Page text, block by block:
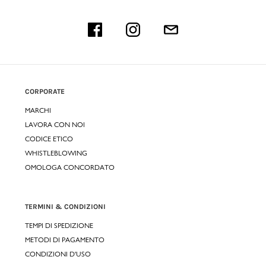
CORPORATE
MARCHI
LAVORA CON NOI
CODICE ETICO
WHISTLEBLOWING
OMOLOGA CONCORDATO
TERMINI & CONDIZIONI
TEMPI DI SPEDIZIONE
METODI DI PAGAMENTO
CONDIZIONI D'USO